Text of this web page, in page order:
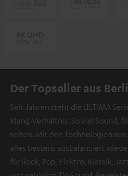
Der Topseller aus
Seit Jahren steht die ULTIMA
Klang-Verhältnis. So viel Sound,
selten. Mit den Technologien
alles bestens ausbalanciert
für Rock, Pop, Elektro, Klassik,